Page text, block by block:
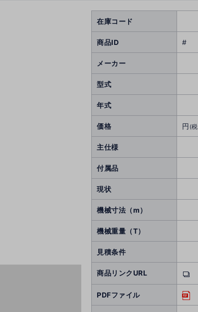
在庫コード
商品ID #
メーカー
型式
年式
価格 円 (
主仕様
付属品
現状
機械寸法（m）
機械重量（T）
見積条件
商品リンクURL
PDFファイル